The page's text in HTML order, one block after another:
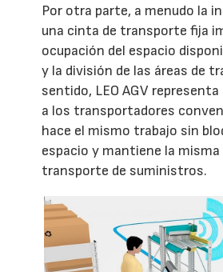
Por otra parte, a menudo la
una cinta de transporte fija
ocupación del espacio
y la división de las áreas de
sentido, LEO AGV
a los transportadores
hace el mismo trabajo sin
espacio y mantiene la misma
transporte de suministros.